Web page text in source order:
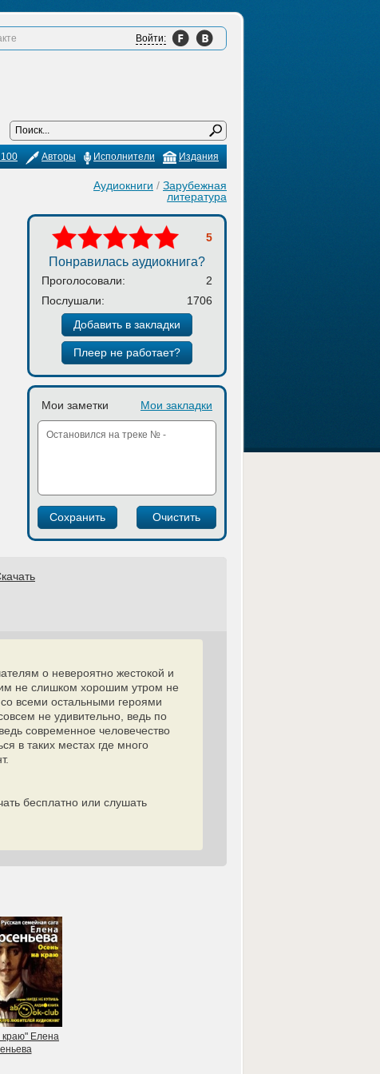
Войти:
Издания
Исполнители
Авторы
Аудиокниги / Зарубежная
литература
5
Понравилась аудиокнига?
Проголосовали:
2
Послушали:
1706
Добавить в закладки
Плеер не работает?
Мои заметки Мои закладки
о невероятно жестокой и
не слишком хорошим утром не
со всеми остальными героями
не удивительно, ведь по
современное человечество
в таких местах где много
бесплатно или слушать
краю" Елена